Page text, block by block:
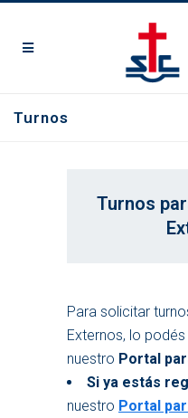
Turnos
Turnos
Para solicitar
Externos, lo
nuestro Portal
Si ya estás
nuestro Portal